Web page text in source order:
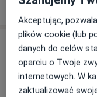
Usługi i ceny
Konsultacja
220 zł Szczegóły
Akceptując,
plików cookie (lub
danych do celów
oparciu o Twoje
internetowych. W
zaktualizować